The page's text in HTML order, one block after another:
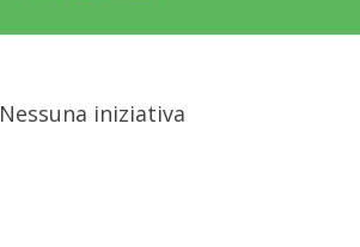
Nessuna iniziativa